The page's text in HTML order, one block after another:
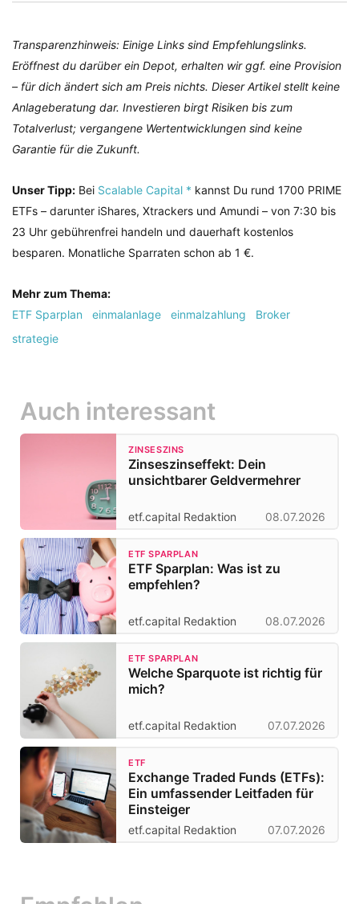
Transparenzhinweis: Einige Links sind Empfehlungslinks.
Eröffnest du darüber ein Depot, erhalten wir ggf. eine Provision
– für dich ändert sich am Preis nichts. Dieser Artikel stellt keine
Anlageberatung dar. Investieren birgt Risiken bis zum
Totalverlust; vergangene Wertentwicklungen sind keine
Garantie für die Zukunft.
Unser Tipp: Bei Scalable Capital * kannst Du rund 1700 PRIME
ETFs – darunter iShares, Xtrackers und Amundi – von 7:30 bis
23 Uhr gebührenfrei handeln und dauerhaft kostenlos
besparen. Monatliche Sparraten schon ab 1 €.
Mehr zum Thema:
ETF Sparplan
einmalanlage einmalzahlung
Broker
strategie
Auch interessant
ZINSESZINS
Zinseszinseffekt: Dein
unsichtbarer Geldvermehrer
etf.capital Redaktion 08.07.2026
ETF SPARPLAN
ETF Sparplan: Was ist zu
empfehlen?
etf.capital Redaktion 08.07.2026
ETF SPARPLAN
Welche Sparquote ist richtig für
mich?
etf.capital Redaktion 07.07.2026
ETF
Exchange Traded Funds (ETFs):
Ein umfassender Leitfaden für
Einsteiger
etf.capital Redaktion 07.07.2026